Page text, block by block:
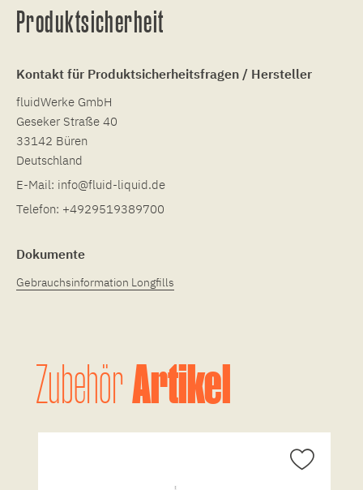
Produktsicherheit
Kontakt für Produktsicherheitsfragen / Hersteller
fluidWerke GmbH
Geseker Straße 40
33142 Büren
Deutschland
E-Mail: info@fluid-liquid.de
Telefon: +4929519389700
Dokumente
Gebrauchsinformation Longfills
ZubehörArtikel